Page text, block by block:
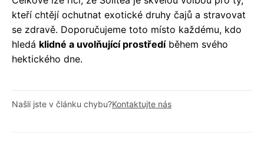
kteří chtějí ochutnat exotické druhy čajů a stravovat
se zdravě. Doporučujeme toto místo každému, kdo
hledá klidné a uvolňující prostředíběhem svého
hektického dne.
Našli jste v článku chybu?Kontaktujte nás